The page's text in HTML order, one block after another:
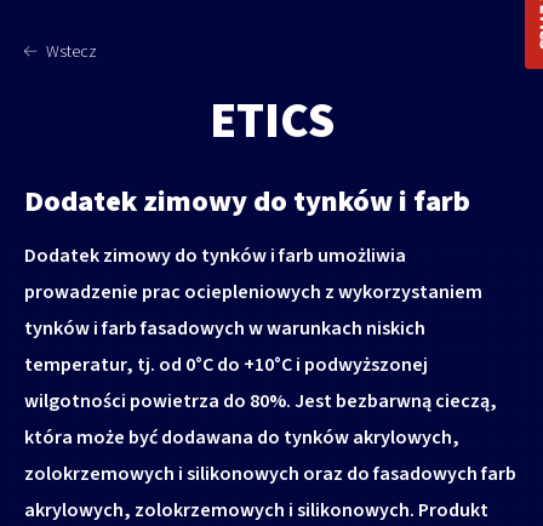
Wstecz
ETICS
Dodatek zimowy do tynków i farb
Dodatek zimowy do tynków i farb umożliwia
prowadzenie prac ociepleniowych z wykorzystaniem
tynków i farb fasadowych w warunkach niskich
temperatur, tj. od 0°C do +10°C i podwyższonej
wilgotności powietrza do 80%. Jest bezbarwną cieczą,
która może być dodawana do tynków akrylowych,
zolokrzemowych i silikonowych oraz do fasadowych farb
akrylowych, zolokrzemowych i silikonowych. Produkt